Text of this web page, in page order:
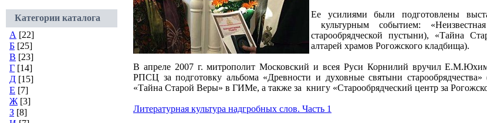
Категории каталога
А [22]
Б [25]
В [23]
Г [14]
Д [15]
Е [7]
Ж [3]
З [8]
Ее усилиями были подготовлены
культурным событием:
старообрядческой пустыни), «Тайна
алтарей храмов Рогожского кладбища).
В апреле 2007 г. митрополит Московский и всея Руси Корнилий вручил
РПСЦ за подготовку альбома «Древности и духовные святыни старообрядчества»
«Тайна Старой Веры» в ГИМе, а также за книгу «Старообрядческий центр за
Литературная культура надгробных слов. Часть 1